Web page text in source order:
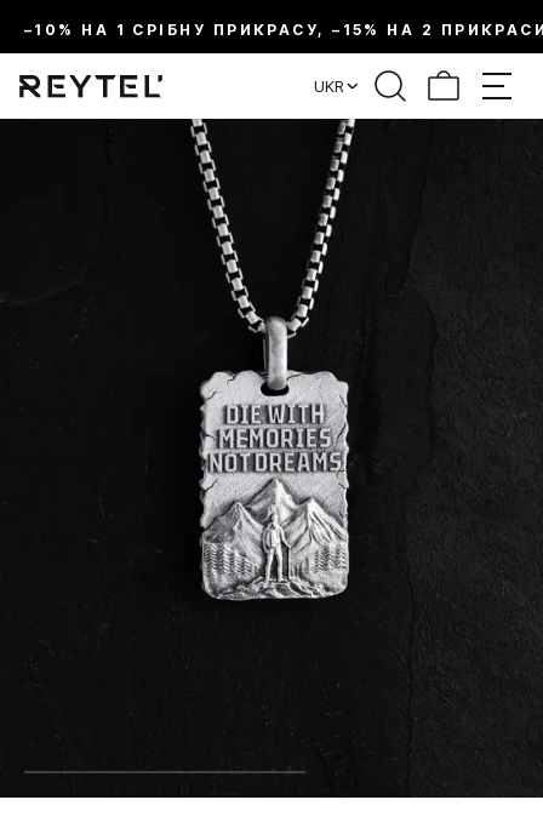
–10% НА 1 СРІБНУ ПРИКРАСУ, –15% НА 2
UKR